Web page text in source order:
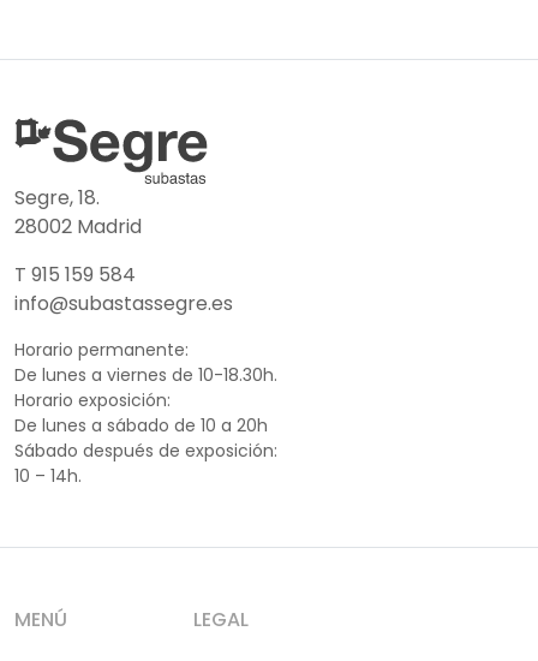
Segre, 18.
28002 Madrid
T 915 159 584
info@subastassegre.es
Horario permanente:
De lunes a viernes de 10-18.30h.
Horario exposición:
De lunes a sábado de 10 a 20h
Sábado después de exposición:
10 – 14h.
MENÚ LEGAL